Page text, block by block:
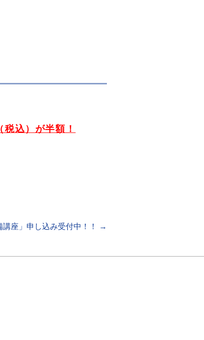
込）が半額！
講座」申し込み受付中！！ →